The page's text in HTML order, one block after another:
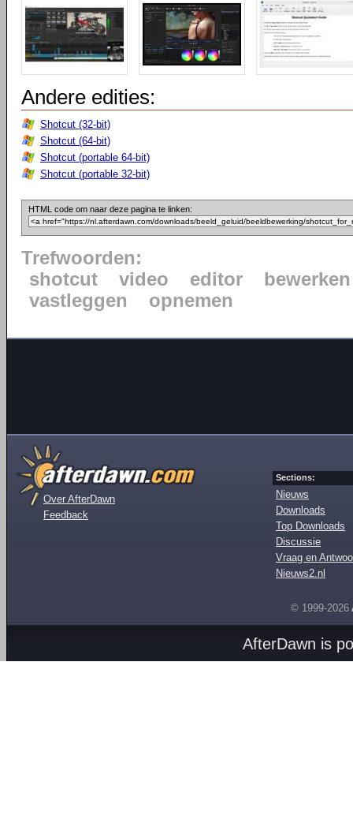
Andere edities:
Shotcut (32-bit)
Shotcut (64-bit)
Shotcut (portable 64-bit)
Shotcut (portable 32-bit)
HTML code om naar deze pagina te linken:
Trefwoorden:
shotcut
video editor
bewerken
vastleggen
opnemen
Over AfterDawn
Feedback
Sections:
Nieuws
Downloads
Top Downloads
Discussie
Vraag en
Nieuws2.nl
© 1999-2026
AfterDawn is